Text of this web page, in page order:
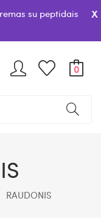
su peptidais
x
0
RAUDONIS